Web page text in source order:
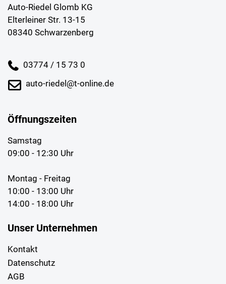
Auto-Riedel Glomb KG
Elterleiner Str. 13-15
08340 Schwarzenberg
03774 / 15 73 0
auto-riedel@t-online.de
Öffnungszeiten
Samstag
09:00 - 12:30 Uhr
Montag - Freitag
10:00 - 13:00 Uhr
14:00 - 18:00 Uhr
Unser Unternehmen
Kontakt
Datenschutz
AGB